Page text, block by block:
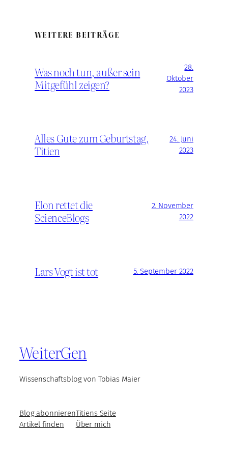
WEITERE BEITRÄGE
Was noch tun, außer sein
Mitgefühl zeigen?
28.
Oktober
2023
Alles Gute zum Geburtstag,
Titien
24. Juni
2023
Elon rettet die
ScienceBlogs
2. November
2022
Lars Vogt ist tot 5. September 2022
WeiterGen
Wissenschaftsblog von Tobias Maier
Blog abonnieren
Artikel finden
Titiens Seite
Über mich